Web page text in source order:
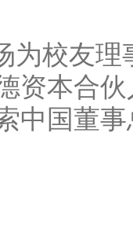
为校友
资本合
中国董